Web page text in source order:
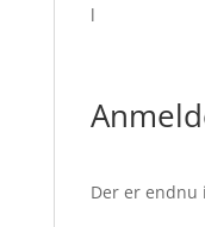
l
Der er endnu